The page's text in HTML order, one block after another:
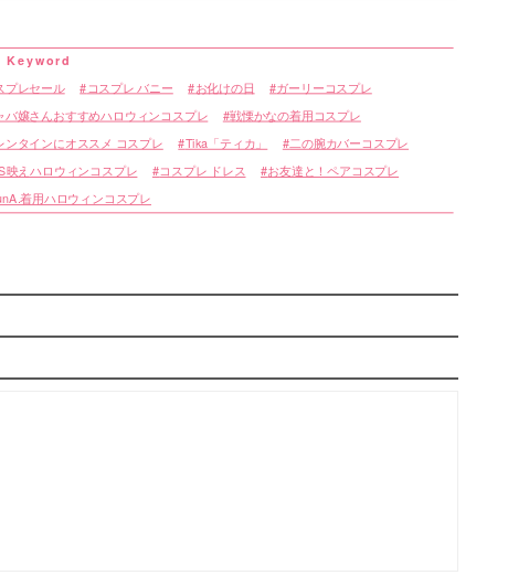
プレセール コスプレ バニー お化けの日 ガーリーコスプレ
バ嬢さんおすすめハロウィンコスプレ 戦慄かなの着用コスプレ
ンタインにオススメ コスプレ Tika「ティカ」 二の腕カバーコスプレ
映えハロウィンコスプレ コスプレ ドレス
お友達と！ペアコスプレ
着用ハロウィンコスプレ